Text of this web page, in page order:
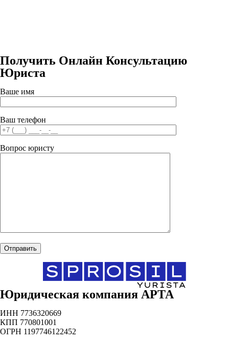
Получить Онлайн Консультацию
Юриста
Ваше имя
Ваш телефон
Вопрос юристу
Юридическая компания АРТА
ИНН 7736320669
КПП 770801001
ОГРН 1197746122452